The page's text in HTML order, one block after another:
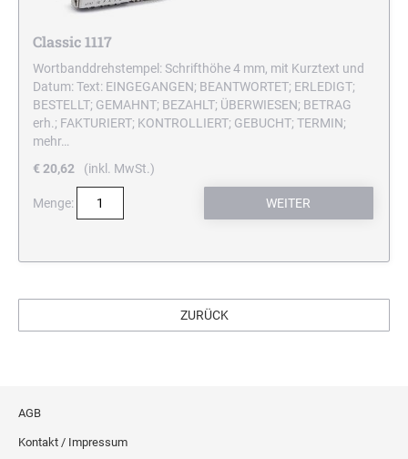
Classic 1117
Wortbanddrehstempel: Schrifthöhe 4 mm, mit Kurztext und
Datum: Text: EINGEGANGEN; BEANTWORTET; ERLEDIGT;
BESTELLT; GEMAHNT; BEZAHLT; ÜBERWIESEN; BETRAG
erh.; FAKTURIERT; KONTROLLIERT; GEBUCHT; TERMIN;
mehr…
€ 20,62
(inkl. MwSt.)
Menge:
ZURÜCK
AGB
Kontakt / Impressum